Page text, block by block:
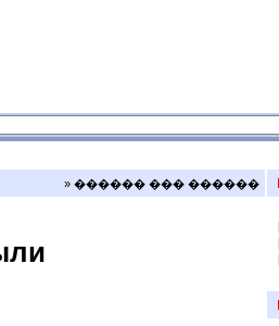
» ������ ��� ������